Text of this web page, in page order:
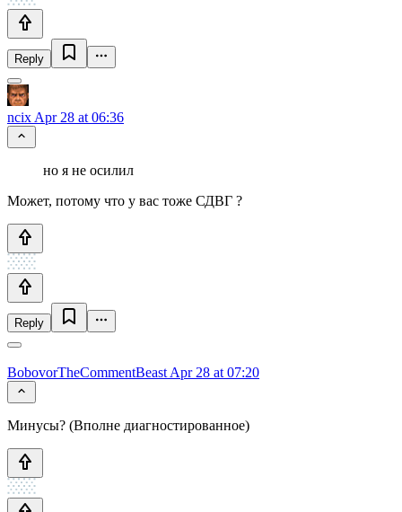
Reply
ncix Apr 28 at 06:36
но я не осилил
Может, потому что у вас тоже СДВГ ?
Reply
BobovorTheCommentBeast Apr 28 at 07:20
Минусы? (Вполне диагностированное)